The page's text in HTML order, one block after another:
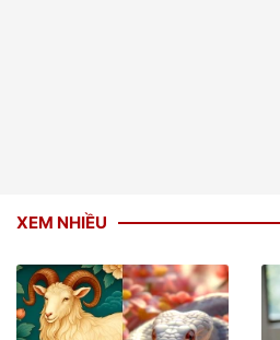
XEM NHIỀU